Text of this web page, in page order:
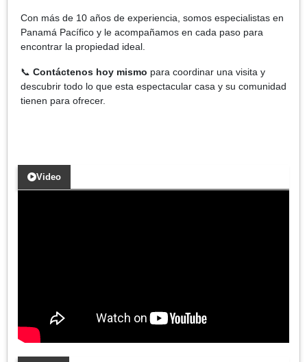
Con más de 10 años de experiencia, somos especialistas en
Panamá Pacífico y le acompañamos en cada paso para
encontrar la propiedad ideal.
📞 Contáctenos hoy mismo para coordinar una visita y
descubrir todo lo que esta espectacular casa y su comunidad
tienen para ofrecer.
Video